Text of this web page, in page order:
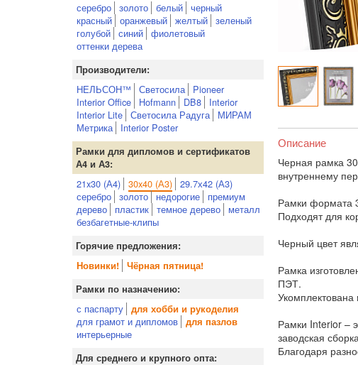
серебро золото белый черный
красный оранжевый желтый зеленый
голубой синий фиолетовый
оттенки дерева
Производители:
НЕЛЬСОН™ Светосила
Pioneer
Interior Office
Hofmann DB8
Interior
Interior Lite Светосила Радуга
МИРАМ
Метрика
Interior Poster
Рамки для дипломов и сертификатов
А4 и А3:
21x30 (А4) 30x40 (А3) 29.7х42 (А3)
серебро золото недорогие
премиум
дерево
пластик темное дерево
металл
безбагетные-клипы
Горячие предложения:
Новинки!
Чёрная пятница!
Рамки по назначению:
с паспарту для хобби и рукоделия
для грамот и дипломов для пазлов
интерьерные
Для среднего и крупного опта:
Описание
Черная рамка
внутреннему
Рамки формата
Подходят для
Черный цвет
Рамка
ПЭТ.
Рамки Interior –
заводская
Благодаря